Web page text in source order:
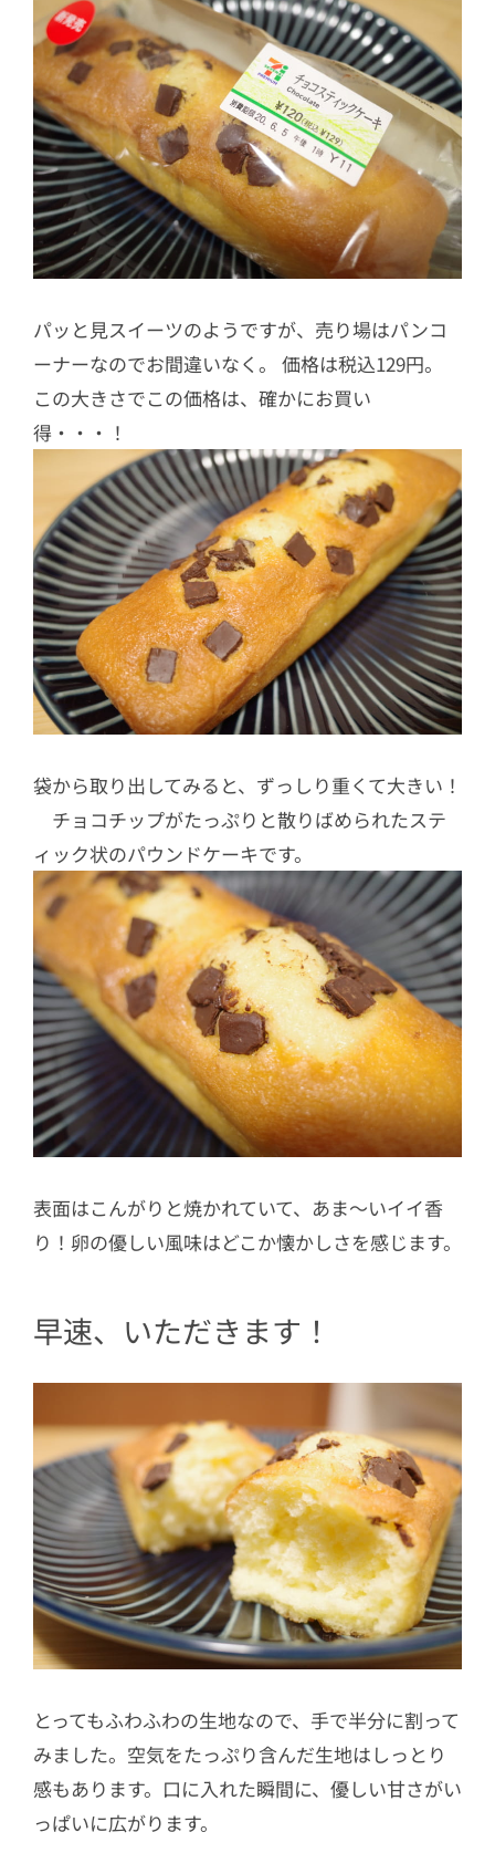
パッと見スイーツのようですが、売り場はパンコ
ーナーなのでお間違いなく。 価格は税込129円。
この大きさでこの価格は、確かにお買い
得・・・！
袋から取り出してみると、ずっしり重くて大きい！
チョコチップがたっぷりと散りばめられたステ
ィック状のパウンドケーキです。
表面はこんがりと焼かれていて、あま～いイイ香
り！卵の優しい風味はどこか懐かしさを感じます。
早速、いただきます！
とってもふわふわの生地なので、手で半分に割って
みました。空気をたっぷり含んだ生地はしっとり
感もあります。口に入れた瞬間に、優しい甘さがい
っぱいに広がります。